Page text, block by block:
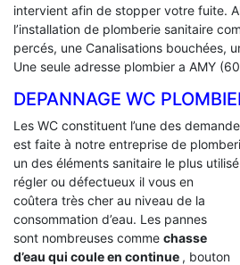
intervient afin de stopper votre fuite.
l’installation de plomberie sanitaire
percés, une Canalisations bouchées,
Une seule adresse plombier a AMY
DEPANNAGE WC
Les WC constituent l’une des
est faite à notre entreprise de
un des éléments sanitaire le plus
régler ou défectueux il vous en
coûtera très cher au niveau de la
consommation d’eau. Les pannes
sont nombreuses comme chasse
d’eau qui coule en continue , bouton